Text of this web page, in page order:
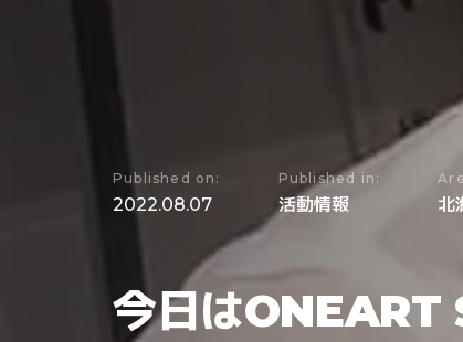
Published on:
2022.08.07
Published in:
活動情報 北
今日はONEART